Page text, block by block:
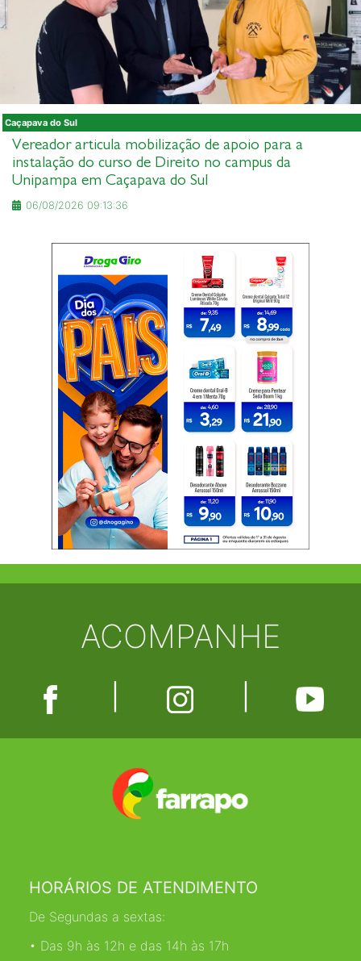
Caçapava do Sul
Vereador articula mobilização de apoio para a
instalação do curso de Direito no campus da
Unipampa em Caçapava do Sul
06/08/2026 09:13:36
ACOMPANHE
HORÁRIOS DE ATENDIMENTO
De Segundas a sextas:
• Das 9h às 12h e das 14h às 17h